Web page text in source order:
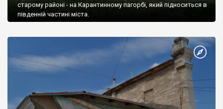
старому районі - на Карантинному пагорбі, який підноситься в
південній частині міста.